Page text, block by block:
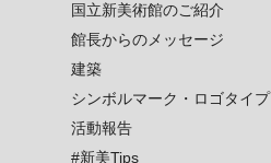
国立新美術館のご紹介
館長からのメッセージ
建築
シンボルマーク・ロゴタイプ
活動報告
#新美Tips